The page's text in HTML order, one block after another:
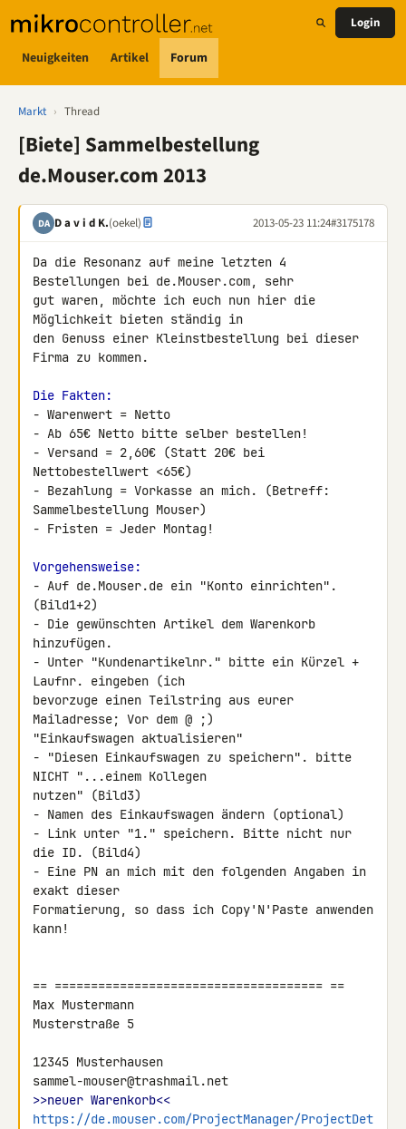
Neuigkeiten Artikel Forum
Login
Markt › Thread
[Biete] Sammelbestellung
de.Mouser.com 2013
DA D a v i d K.(oekel) 2013-05-23 11:24#3175178
Da die Resonanz auf meine letzten 4
Bestellungen bei de.Mouser.com, sehr
gut waren, möchte ich euch nun hier die
Möglichkeit bieten ständig in
den Genuss einer Kleinstbestellung bei dieser
Firma zu kommen.
Die Fakten:
- Warenwert = Netto
- Ab 65€ Netto bitte selber bestellen!
- Versand = 2,60€ (Statt 20€ bei
Nettobestellwert <65€)
- Bezahlung = Vorkasse an mich. (Betreff:
Sammelbestellung Mouser)
- Fristen = Jeder Montag!
Vorgehensweise:
- Auf de.Mouser.de ein "Konto einrichten".
(Bild1+2)
- Die gewünschten Artikel dem Warenkorb
hinzufügen.
- Unter "Kundenartikelnr." bitte ein Kürzel +
Laufnr. eingeben (ich
bevorzuge einen Teilstring aus eurer
Mailadresse; Vor dem @ ;)
"Einkaufswagen aktualisieren"
- "Diesen Einkaufswagen zu speichern". bitte
NICHT "...einem Kollegen
nutzen" (Bild3)
- Namen des Einkaufswagen ändern (optional)
- Link unter "1." speichern. Bitte nicht nur
die ID. (Bild4)
- Eine PN an mich mit den folgenden Angaben in
exakt dieser
Formatierung, so dass ich Copy'N'Paste anwenden
kann!
== ===================================== ==
Max Mustermann
Musterstraße 5
12345 Musterhausen
>>neuer Warenkorb<<
https://de.mouser.com/ProjectManager/ProjectDet